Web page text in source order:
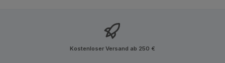
Kostenloser Versand ab 250 €